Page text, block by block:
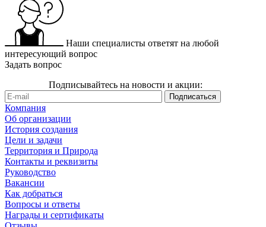
Наши специалисты ответят на любой
интересующий вопрос
Задать вопрос
Подписывайтесь на новости и акции:
Компания
Об организации
История создания
Цели и задачи
Территория и Природа
Контакты и реквизиты
Руководство
Вакансии
Как добраться
Вопросы и ответы
Награды и сертификаты